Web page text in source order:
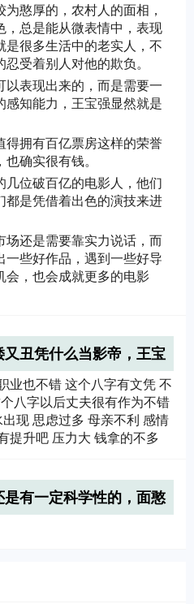
憨厚的，农村人的面相，
总是能从微表情中，表现
很多生活中的老实人，不
受着别人对他的欺负。
表现出来的，而是需要一
知能力，王宝强显然就是
拥有百亿票房这样的荣誉
确实很有钱。
位破百亿的电影人，他们
是凭借着出色的演技来进
还是需要靠实力说话，而
些好作品，遇到一些好导
会，也会成就更多的电影
丑凭什么当影帝，王宝
业也不错 这个八字有文凭 不
八字以后丈夫很有作为不错
现 思虑过多 母亲不利 感情
提升吧 压力大 钱拿的不多
有一定科学性的，面憨
有点恶，面善的应该不